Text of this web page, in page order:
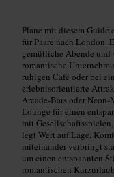
Plane mit diesem
für Paare nach London.
gemütliche Abende und
romantische
ruhigen Café oder bei
erlebnisorientierte
Arcade-Bars oder
Lounge für einen
mit
legt Wert auf Lage,
miteinander verbringt
um einen entspannten
romantischen